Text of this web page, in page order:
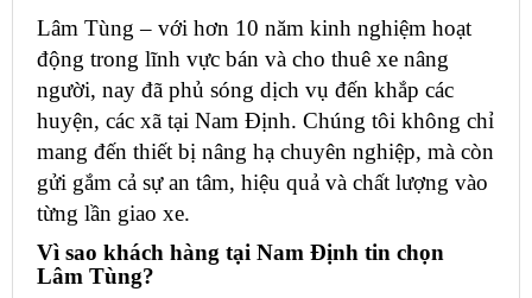
Lâm Tùng – với hơn 10 năm kinh nghiệm hoạt
động trong lĩnh vực bán và cho thuê xe nâng
người, nay đã phủ sóng dịch vụ đến khắp các
huyện, các xã tại Nam Định. Chúng tôi không chỉ
mang đến thiết bị nâng hạ chuyên nghiệp, mà còn
gửi gắm cả sự an tâm, hiệu quả và chất lượng vào
từng lần giao xe.
Vì sao khách hàng tại Nam Định tin chọn
Lâm Tùng?